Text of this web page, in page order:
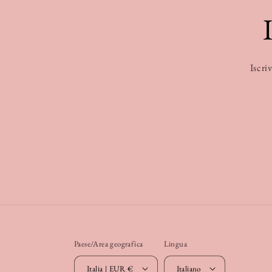
Paese/Area geografica
Italia | EUR €
Lingua
Italiano